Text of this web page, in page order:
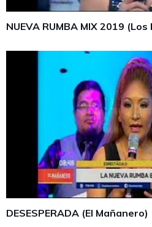
NUEVA RUMBA MIX 2019
DESESPERADA (El Mañanero)